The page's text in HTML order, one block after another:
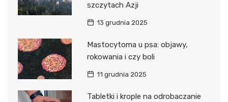
szczytach Azji
13 grudnia 2025
Mastocytoma u psa: objawy,
rokowania i czy boli
11 grudnia 2025
Tabletki i krople na odrobaczanie